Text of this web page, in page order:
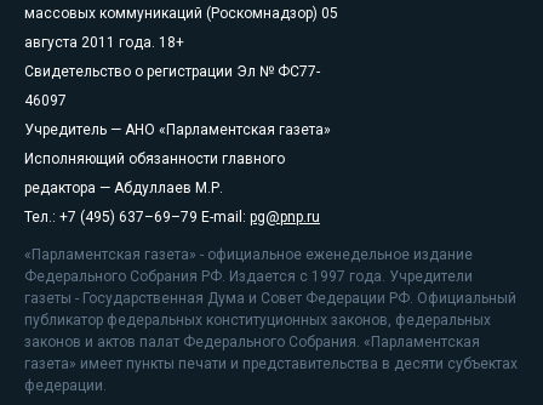
массовых коммуникаций (Роскомнадзор) 05
августа 2011 года. 18+
Свидетельство о регистрации Эл № ФС77-
46097
Учредитель — АНО «Парламентская газета»
Исполняющий обязанности главного
редактора — Абдуллаев М.Р.
Тел.: +7 (495) 637–69–79 E-mail: pg@pnp.ru
«Парламентская газета» - официальное еженедельное издание
Федерального Собрания РФ. Издается с 1997 года. Учредители
газеты - Государственная Дума и Совет Федерации РФ. Официальный
публикатор федеральных конституционных законов, федеральных
законов и актов палат Федерального Собрания. «Парламентская
газета» имеет пункты печати и представительства в десяти субъектах
федерации.